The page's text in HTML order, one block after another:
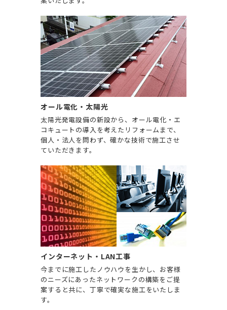
オール電化・太陽光
太陽光発電設備の新設から、オール電化・エ
コキュートの導入を考えたリフォームまで、
個人・法人を問わず、確かな技術で施工させ
ていただきます。
インターネット・LAN工事
今までに施工したノウハウを生かし、お客様
のニーズにあったネットワークの構築をご提
案すると共に、丁寧で確実な施工をいたしま
す。